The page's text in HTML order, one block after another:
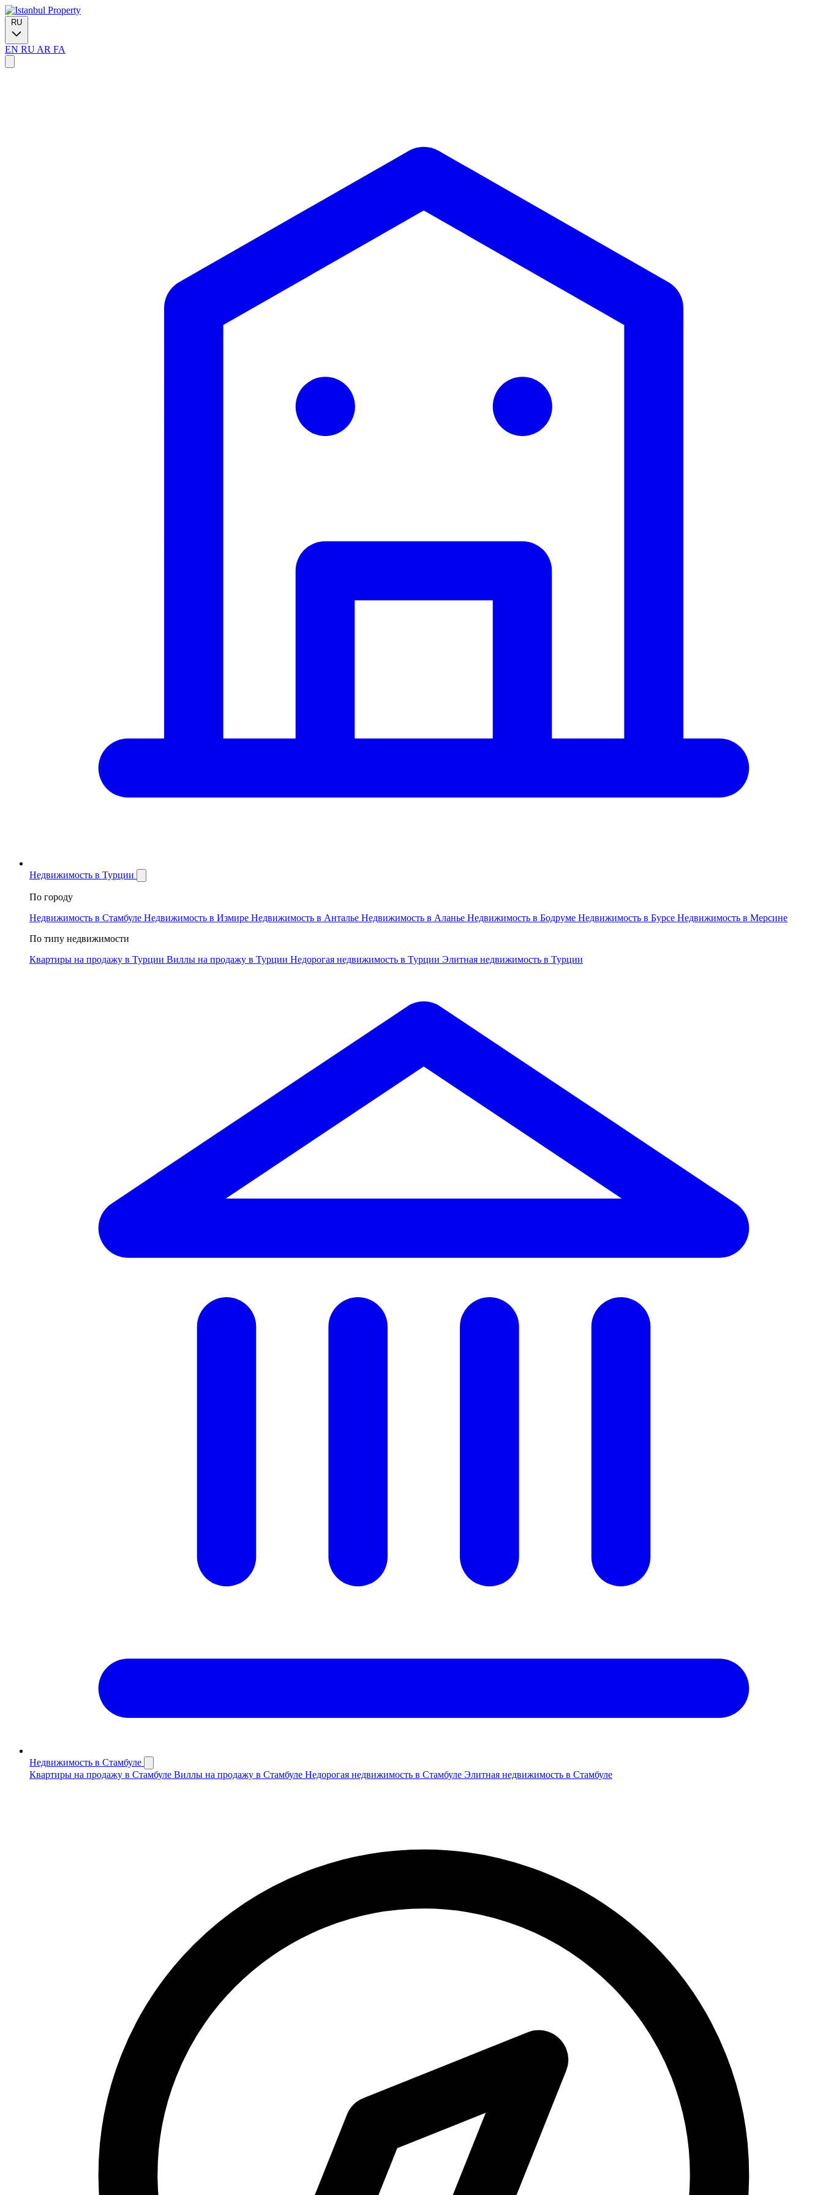
RU
EN RU AR FA
Недвижимость в Турции
По городу
Недвижимость в Стамбуле Недвижимость в Измире Недвижимость в Анталье Недвижимость в Аланье Недвижимость в Бодруме Недвижимость в Бурсе Недвижимость в Мерсине
По типу недвижимости
Квартиры на продажу в Турции Виллы на продажу в Турции Недорогая недвижимость в Турции Элитная недвижимость в Турции
Недвижимость в Стамбуле
Квартиры на продажу в Стамбуле Виллы на продажу в Стамбуле Недорогая недвижимость в Стамбуле Элитная недвижимость в Стамбуле